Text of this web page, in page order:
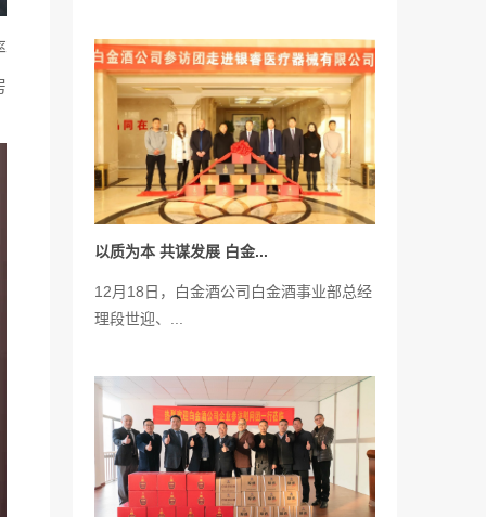
以质为本 共谋发展 白金...
12月18日，白金酒公司白金酒事业部总经
理段世迎、...